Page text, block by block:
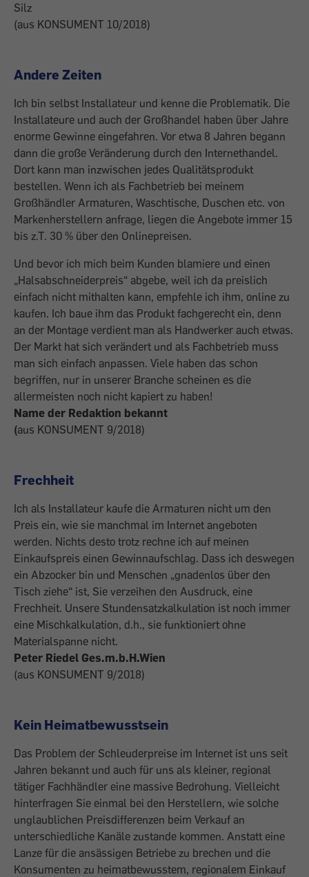
Silz
(aus KONSUMENT 10/2018)
Andere Zeiten
Ich bin selbst Installateur und kenne die Problematik. Die
Installateure und auch der Großhandel haben über Jahre
enorme Gewinne eingefahren. Vor etwa 8 Jahren begann
dann die große Veränderung durch den Internethandel.
Dort kann man inzwischen jedes Qualitätsprodukt
bestellen. Wenn ich als Fachbetrieb bei meinem
Großhändler Armaturen, Waschtische, Duschen etc. von
Markenherstellern anfrage, liegen die Angebote immer 15
bis z.T. 30 % über den Onlinepreisen.
Und bevor ich mich beim Kunden blamiere und einen
„Halsabschneiderpreis“ abgebe, weil ich da preislich
einfach nicht mithalten kann, empfehle ich ihm, online zu
kaufen. Ich baue ihm das Produkt fachgerecht ein, denn
an der Montage verdient man als Handwerker auch etwas.
Der Markt hat sich verändert und als Fachbetrieb muss
man sich einfach anpassen. Viele haben das schon
begriffen, nur in unserer Branche scheinen es die
allermeisten noch nicht kapiert zu haben!
Name der Redaktion bekannt
(aus KONSUMENT 9/2018)
Frechheit
Ich als Installateur kaufe die Armaturen nicht um den
Preis ein, wie sie manchmal im Internet angeboten
werden. Nichts desto trotz rechne ich auf meinen
Einkaufspreis einen Gewinnaufschlag. Dass ich deswegen
ein Abzocker bin und Menschen „gnadenlos über den
Tisch ziehe“ ist, Sie verzeihen den Ausdruck, eine
Frechheit. Unsere Stundensatzkalkulation ist noch immer
eine Mischkalkulation, d.h., sie funktioniert ohne
Materialspanne nicht.
Peter Riedel Ges.m.b.H.Wien
(aus KONSUMENT 9/2018)
Kein Heimatbewusstsein
Das Problem der Schleuderpreise im Internet ist uns seit
Jahren bekannt und auch für uns als kleiner, regional
tätiger Fachhändler eine massive Bedrohung. Vielleicht
hinterfragen Sie einmal bei den Herstellern, wie solche
unglaublichen Preisdifferenzen beim Verkauf an
unterschiedliche Kanäle zustande kommen. Anstatt eine
Lanze für die ansässigen Betriebe zu brechen und die
Konsumenten zu heimatbewusstem, regionalem Einkauf